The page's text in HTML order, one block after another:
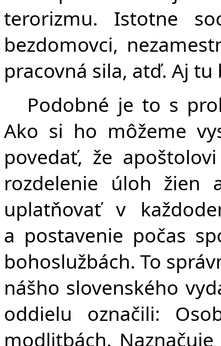
terorizmu. Istotne
bezdomovci,
pracovná sila, atď. Aj
Podobné je to s
Ako si ho môžeme
povedať, že
rozdelenie úloh žien
uplatňovať v
a postavenie počas
bohoslužbách. To
nášho slovenského
oddielu označili:
modlitbách.